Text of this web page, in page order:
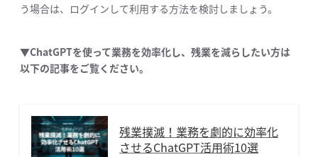
う場合は、ログインして利用する方法を検討しましょう。
▼ChatGPTを使って業務を効率化し、残業を減らしたい方は
以下の記事をご覧ください。
残業撲滅！業務を劇的に効率化
させるChatGPT活用術10選